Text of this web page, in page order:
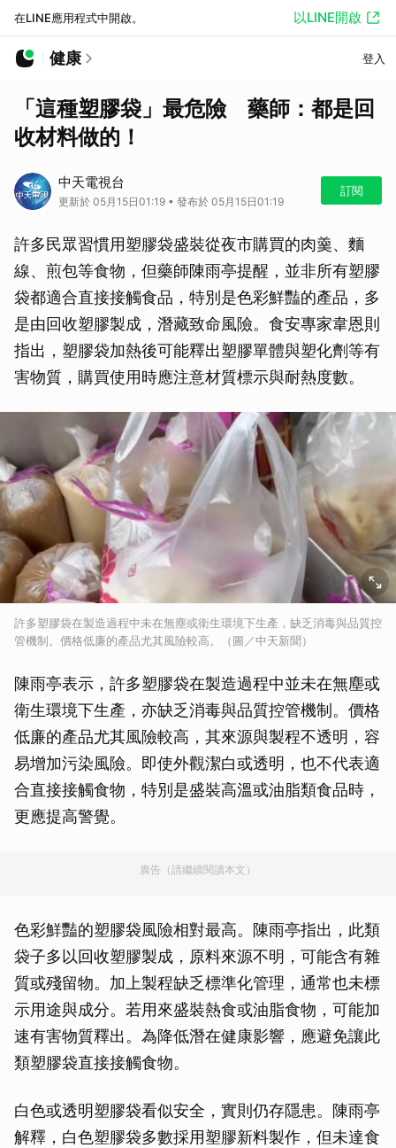
在LINE應用程式中開啟。 以LINE開啟
健康 登入
「這種塑膠袋」最危險 藥師：都是回
收材料做的！
中天電視台
更新於 05月15日01:19 • 發布於 05月15日01:19
訂閱
許多民眾習慣用塑膠袋盛裝從夜市購買的肉羹、麵
線、煎包等食物，但藥師陳雨亭提醒，並非所有塑膠
袋都適合直接接觸食品，特別是色彩鮮豔的產品，多
是由回收塑膠製成，潛藏致命風險。食安專家韋恩則
指出，塑膠袋加熱後可能釋出塑膠單體與塑化劑等有
害物質，購買使用時應注意材質標示與耐熱度數。
許多塑膠袋在製造過程中未在無塵或衛生環境下生產，缺乏消毒與品質控
管機制。價格低廉的產品尤其風險較高。（圖／中天新聞）
陳雨亭表示，許多塑膠袋在製造過程中並未在無塵或
衛生環境下生產，亦缺乏消毒與品質控管機制。價格
低廉的產品尤其風險較高，其來源與製程不透明，容
易增加污染風險。即使外觀潔白或透明，也不代表適
合直接接觸食物，特別是盛裝高溫或油脂類食品時，
更應提高警覺。
廣告（請繼續閱讀本文）
色彩鮮豔的塑膠袋風險相對最高。陳雨亭指出，此類
袋子多以回收塑膠製成，原料來源不明，可能含有雜
質或殘留物。加上製程缺乏標準化管理，通常也未標
示用途與成分。若用來盛裝熱食或油脂食物，可能加
速有害物質釋出。為降低潛在健康影響，應避免讓此
類塑膠袋直接接觸食物。
白色或透明塑膠袋看似安全，實則仍存隱患。陳雨亭
解釋，白色塑膠袋多數採用塑膠新料製作，但未達食